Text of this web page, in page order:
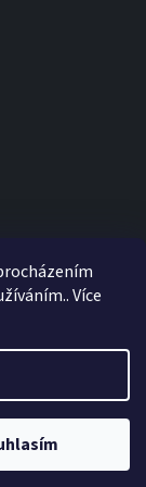
Více
. Všechna práva